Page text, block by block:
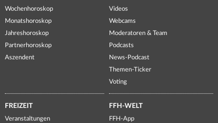
Wochenhoroskop
Monatshoroskop
Jahreshoroskop
Partnerhoroskop
Aszendent
Videos
Webcams
Moderatoren & Team
Podcasts
News-Podcast
Themen-Ticker
Voting
FREIZEIT
Veranstaltungen
FFH-WELT
FFH-App